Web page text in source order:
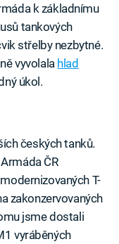
k základnímu
tankových
střelby nezbytné.
vyvolala hlad
úkol.
českých tanků.
ČR
T-
zakonzervovaných
jsme dostali
vyráběných